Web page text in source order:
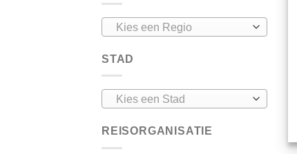
Kies een Regio
STAD
Kies een Stad
REISORGANISATIE